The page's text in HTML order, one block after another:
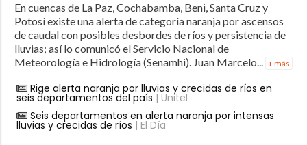
En cuencas de La Paz, Cochabamba, Beni, Santa Cruz y
Potosí existe una alerta de categoría naranja por ascensos
de caudal con posibles desbordes de ríos y persistencia de
lluvias; así lo comunicó el Servicio Nacional de
Meteorología e Hidrología (Senamhi). Juan Marcelo... + más
Rige alerta naranja por lluvias y crecidas de ríos en
seis departamentos del país | Unitel
Seis departamentos en alerta naranja por intensas
lluvias y crecidas de ríos | El Día